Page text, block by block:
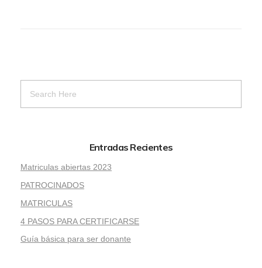
Entradas Recientes
Matriculas abiertas 2023
PATROCINADOS
MATRICULAS
4 PASOS PARA CERTIFICARSE
Guía básica para ser donante